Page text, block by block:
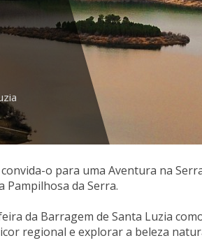
convida-o para uma Aventura na
Pampilhosa da Serra.
da Barragem de Santa Luzia
regional e explorar a beleza